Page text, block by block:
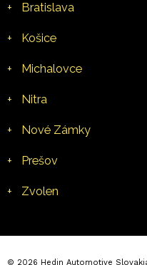
+ Bratislava
+ Košice
+ Michalovce
+ Nitra
+ Nové Zámky
+ Prešov
+ Zvolen
© 2026 Hedin Automotive